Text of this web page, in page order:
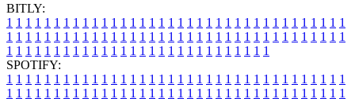
BITLY:
1 1 1 1 1 1 1 1 1 1 1 1 1 1 1 1 1 1 1 1 1 1 1 1 1 1 1 1 1 1 1 1 1 1 1 1
1 1 1 1 1 1 1 1 1 1 1 1 1 1 1 1 1 1 1 1 1 1 1 1 1 1 1 1 1 1 1 1 1 1 1 1
1 1 1 1 1 1 1 1 1 1 1 1 1 1 1 1 1 1 1 1 1 1 1 1 1 1 1 1
SPOTIFY:
1 1 1 1 1 1 1 1 1 1 1 1 1 1 1 1 1 1 1 1 1 1 1 1 1 1 1 1 1 1 1 1 1 1 1 1
1 1 1 1 1 1 1 1 1 1 1 1 1 1 1 1 1 1 1 1 1 1 1 1 1 1 1 1 1 1 1 1 1 1 1 1